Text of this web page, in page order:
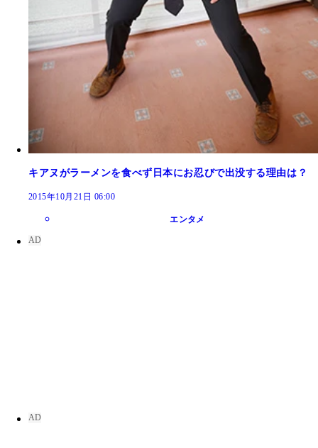
キアヌがラーメンを食べず日本にお忍びで出没する理由は？
2015年10月21日 06:00
エンタメ